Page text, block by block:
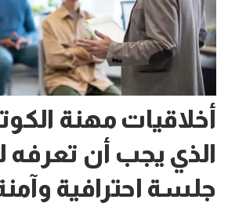
أخلاقيات مهنة
الذي يجب أن
جلسة احترافية